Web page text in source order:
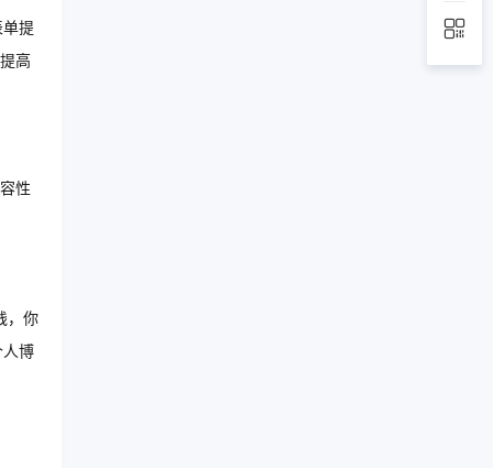
提
高
性
，你
博